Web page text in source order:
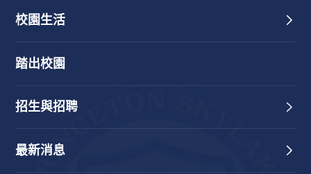
校園生活
踏出校園
招生與招聘
最新消息